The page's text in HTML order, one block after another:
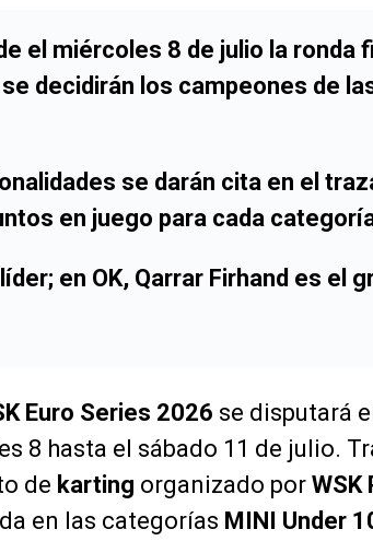
el miércoles 8 de julio la ronda
se decidirán los campeones de
se darán cita en el
en juego para cada
en OK, Qarrar Firhand es el
Euro Series 2026 se disputará
8 hasta el sábado 11 de julio.
de karting organizado por WSK
en las categorías MINI Under